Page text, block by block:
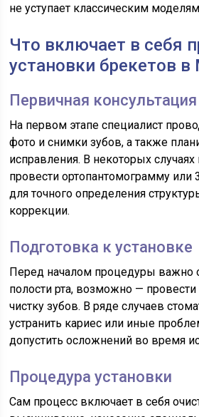
не уступает классическим
Что включает в себя
установки брекетов
Первичная
На первом этапе специалист
фото и снимки зубов, а также
исправления. В некоторых
провести ортопантомограмму или
для точного определения
коррекции.
Подготовка к установке
Перед началом процедуры важно
полости рта, возможно —
чистку зубов. В ряде случаев
устранить кариес или иные
допустить осложнений во время
Процедура установки
Сам процесс включает в себя